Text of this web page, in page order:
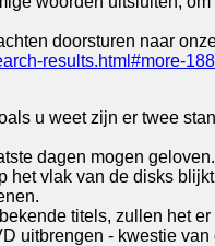
doorsturen naar
results.html#more-188
u weet zijn er twee
dagen mogen
vlak van de disks
titels, zullen het
uitbrengen - kwestie